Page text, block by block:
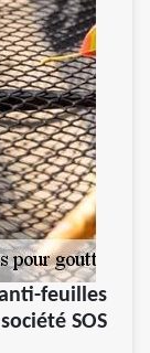
feuilles
SOS